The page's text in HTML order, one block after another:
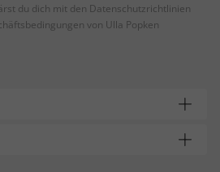
du dich mit den Datenschutzrichtlinien
von Ulla Popken